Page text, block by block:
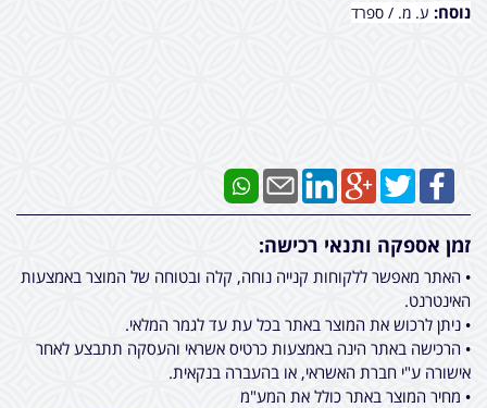
נוסח: ע. מ. / ספרד
זמן אספקה ותנאי רכישה:
• האתר מאפשר ללקוחות קנייה נוחה, קלה ובטוחה של המוצר באמצעות
האינטרנט.
• ניתן לרכוש את המוצר באתר בכל עת עד לגמר המלאי.
• הרכישה באתר הינה באמצעות כרטיס אשראי והעסקה תתבצע לאחר
אישורה ע"י חברת האשראי, או בהעברה בנקאית.
• מחיר המוצר באתר כולל את המע"מ